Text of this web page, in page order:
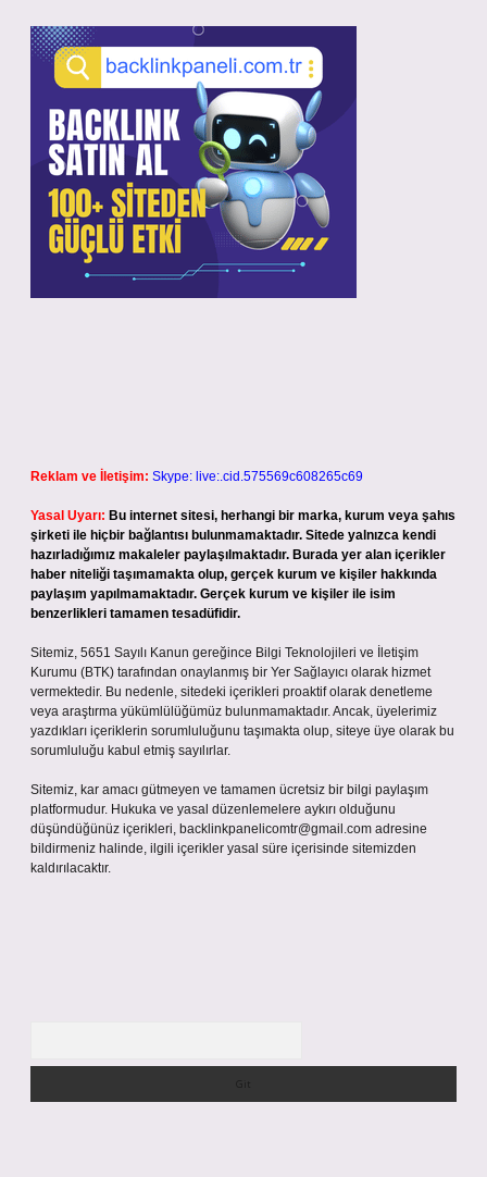
Reklam ve İletişim: Skype: live:.cid.575569c608265c69
Yasal Uyarı: Bu internet sitesi, herhangi bir marka, kurum veya şahıs
şirketi ile hiçbir bağlantısı bulunmamaktadır. Sitede yalnızca kendi
hazırladığımız makaleler paylaşılmaktadır. Burada yer alan içerikler
haber niteliği taşımamakta olup, gerçek kurum ve kişiler hakkında
paylaşım yapılmamaktadır. Gerçek kurum ve kişiler ile isim
benzerlikleri tamamen tesadüfidir.
Sitemiz, 5651 Sayılı Kanun gereğince Bilgi Teknolojileri ve İletişim
Kurumu (BTK) tarafından onaylanmış bir Yer Sağlayıcı olarak hizmet
vermektedir. Bu nedenle, sitedeki içerikleri proaktif olarak denetleme
veya araştırma yükümlülüğümüz bulunmamaktadır. Ancak, üyelerimiz
yazdıkları içeriklerin sorumluluğunu taşımakta olup, siteye üye olarak bu
sorumluluğu kabul etmiş sayılırlar.
Sitemiz, kar amacı gütmeyen ve tamamen ücretsiz bir bilgi paylaşım
platformudur. Hukuka ve yasal düzenlemelere aykırı olduğunu
düşündüğünüz içerikleri, backlinkpanelicomtr@gmail.com adresine
bildirmeniz halinde, ilgili içerikler yasal süre içerisinde sitemizden
kaldırılacaktır.